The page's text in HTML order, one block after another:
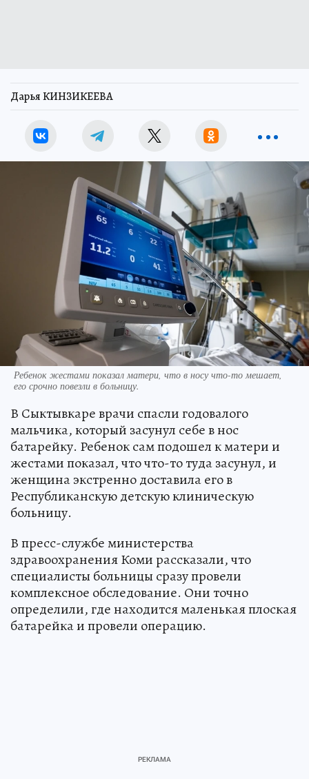
Дарья КИНЗИКЕЕВА
Ребенок жестами показал матери, что в носу что-то мешает,
его срочно повезли в больницу.
В Сыктывкаре врачи спасли годовалого
мальчика, который засунул себе в нос
батарейку. Ребенок сам подошел к матери и
жестами показал, что что-то туда засунул, и
женщина экстренно доставила его в
Республиканскую детскую клиническую
больницу.
В пресс-службе министерства
здравоохранения Коми рассказали, что
специалисты больницы сразу провели
комплексное обследование. Они точно
определили, где находится маленькая плоская
батарейка и провели операцию.